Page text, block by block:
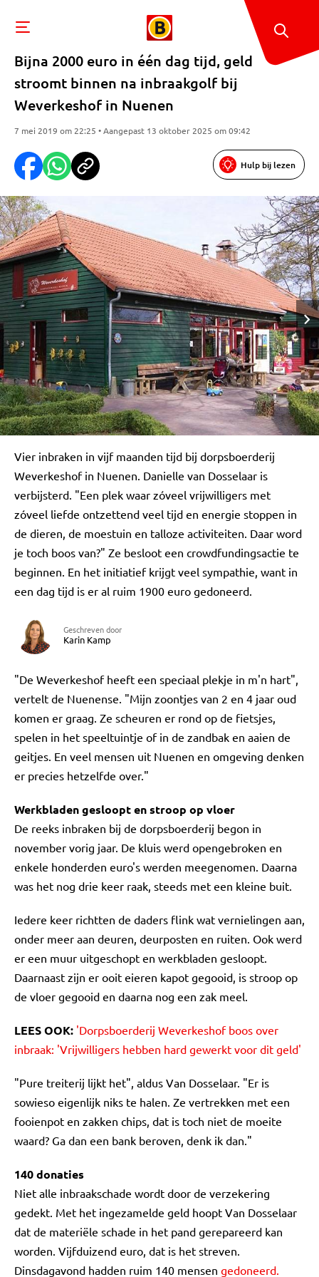
Bijna 2000 euro in één dag tijd, geld
stroomt binnen na inbraakgolf bij
Weverkeshof in Nuenen
7 mei 2019 om 22:25 • Aangepast 13 oktober 2025 om 09:42
Hulp bij lezen
Vier inbraken in vijf maanden tijd bij dorpsboerderij
Weverkeshof in Nuenen. Danielle van Dosselaar is
verbijsterd. "Een plek waar zóveel vrijwilligers met
zóveel liefde ontzettend veel tijd en energie stoppen in
de dieren, de moestuin en talloze activiteiten. Daar word
je toch boos van?" Ze besloot een crowdfundingsactie te
beginnen. En het initiatief krijgt veel sympathie, want in
een dag tijd is er al ruim 1900 euro gedoneerd.
Geschreven door
Karin Kamp
"De Weverkeshof heeft een speciaal plekje in m'n hart",
vertelt de Nuenense. "Mijn zoontjes van 2 en 4 jaar oud
komen er graag. Ze scheuren er rond op de fietsjes,
spelen in het speeltuintje of in de zandbak en aaien de
geitjes. En veel mensen uit Nuenen en omgeving denken
er precies hetzelfde over."
Werkbladen gesloopt en stroop op vloer
De reeks inbraken bij de dorpsboerderij begon in
november vorig jaar. De kluis werd opengebroken en
enkele honderden euro's werden meegenomen. Daarna
was het nog drie keer raak, steeds met een kleine buit.
Iedere keer richtten de daders flink wat vernielingen aan,
onder meer aan deuren, deurposten en ruiten. Ook werd
er een muur uitgeschopt en werkbladen gesloopt.
Daarnaast zijn er ooit eieren kapot gegooid, is stroop op
de vloer gegooid en daarna nog een zak meel.
LEES OOK: 'Dorpsboerderij Weverkeshof boos over
inbraak: 'Vrijwilligers hebben hard gewerkt voor dit geld'
"Pure treiterij lijkt het", aldus Van Dosselaar. "Er is
sowieso eigenlijk niks te halen. Ze vertrekken met een
fooienpot en zakken chips, dat is toch niet de moeite
waard? Ga dan een bank beroven, denk ik dan."
140 donaties
Niet alle inbraakschade wordt door de verzekering
gedekt. Met het ingezamelde geld hoopt Van Dosselaar
dat de materiële schade in het pand gerepareerd kan
worden. Vijfduizend euro, dat is het streven.
Dinsdagavond hadden ruim 140 mensen gedoneerd.